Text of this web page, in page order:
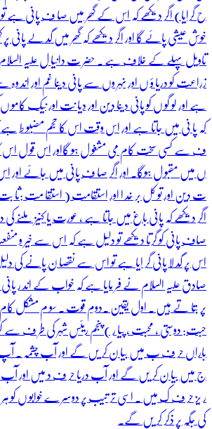
ح گرایا) اگر دیکھے کہ اس کے گھر میں صا ف پانی ہے
خوش عیشی پائے گا اور اگر دیکھے کہ گھر میں گد لے پانی
تاویل پہلے کے خلاف ہے ۔ حضر ت دانیا ل علیہ
زراعت کو دریا ؤ ں اور نہر وں سے پانی دینا غم اور اند
ہے اور لو گو ں کو پانی دینا دین اور دیا نت اور نیک
کہ پا نی میں جاتا ہے اور اس وقت اس کا حجم مضبو ط
ف سے کسی سخت کام می مشغو ل ہو گااور اس قو ل اس
ں میں مقبو ل ہوگا۔ اور اگر صا ف پانی میں جائے اور
ت دین اور تو کل بر خد ا اور استقامت ( استقا مت
اگر دیکھے کہ پانی باغ میں جاتا ہے ، عورت یا کنیز ملنے
صاف پانی کو گرتا دیکھے تو دلیل ہے کہ اس سے خیر و
اس پر گد لا پانی گر ایا ہے تو اس سے نقصا ن پانے
صادق علیہ السلام نے فر مایا ہے کہ خواب کے اند ر
پر بتا تے ہیں ۔ اول یقین ۔دوم قوت ۔ سو م مشکل
حبت: دوستی ، محبت ، پیا ر ) پنجم ریئس شہر کی طر ف سے کو
باراں حر ف ب میں بیا ن کر یں گے اور آب چشمہ ۔
ج میں بیا ن کر یں گے اور آب دریا حر ف د میں اور
ر یز حر ف ک میں ۔ اسی تر تیب پر دوسر ے خوابو ں کو
کی جگہ پر ذکر کر یں گے۔